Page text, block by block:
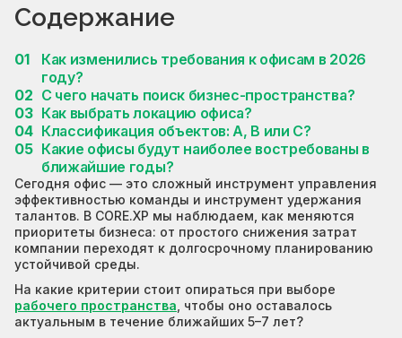
Содержание
Как изменились требования к офисам в 2026
году?
С чего начать поиск бизнес-пространства?
Как выбрать локацию офиса?
Классификация объектов: A, B или C?
Какие офисы будут наиболее востребованы в
ближайшие годы?
Сегодня офис — это сложный инструмент управления
эффективностью команды и инструмент удержания
талантов. В CORE.XP мы наблюдаем, как меняются
приоритеты бизнеса: от простого снижения затрат
компании переходят к долгосрочному планированию
устойчивой среды.
На какие критерии стоит опираться при выборе
рабочего пространства , чтобы оно оставалось
актуальным в течение ближайших 5–7 лет?